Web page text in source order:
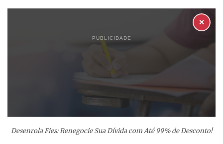
PUBLICIDADE
✕
Desenrola Fies: Renegocie Sua Dívida com Até 99% de Desconto!